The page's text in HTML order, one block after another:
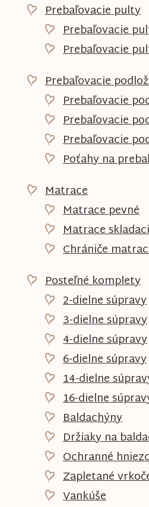
Prebaľovacie pulty
Prebaľovacie
Prebaľovacie
Prebaľovacie
Prebaľovacie
Prebaľovacie
Prebaľovacie
Poťahy na
Matrace
Matrace pevné
Matrace
Chrániče
Posteľné komplety
2-dielne súpravy
3-dielne súpravy
4-dielne súpravy
6-dielne súpravy
14-dielne
16-dielne
Baldachýny
Držiaky na
Ochranné
Zapletané
Vankúše